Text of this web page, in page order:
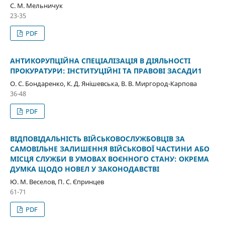
С. М. Мельничук
23-35
PDF
АНТИКОРУПЦІЙНА СПЕЦІАЛІЗАЦІЯ В ДІЯЛЬНОСТІ
ПРОКУРАТУРИ: ІНСТИТУЦІЙНІ ТА ПРАВОВІ ЗАСАДИ1
О. С. Бондаренко, К. Д. Янішевська, В. В. Миргород-Карпова
36-48
PDF
ВІДПОВІДАЛЬНІСТЬ ВІЙСЬКОВОСЛУЖБОВЦІВ ЗА
САМОВІЛЬНЕ ЗАЛИШЕННЯ ВІЙСЬКОВОЇ ЧАСТИНИ АБО
МІСЦЯ СЛУЖБИ В УМОВАХ ВОЄННОГО СТАНУ: ОКРЕМА
ДУМКА ЩОДО НОВЕЛ У ЗАКОНОДАВСТВІ
Ю. М. Веселов, П. С. Єпринцев
61-71
PDF